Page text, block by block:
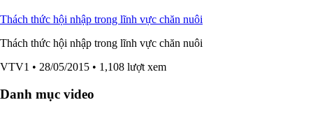
Thách thức hội nhập trong lĩnh vực chăn nuôi
Thách thức hội nhập trong lĩnh vực chăn nuôi
VTV1 • 28/05/2015 • 1,108 lượt xem
Danh mục video